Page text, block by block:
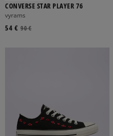
CONVERSE STAR PLAYER 76
vyrams
90 €
54 €